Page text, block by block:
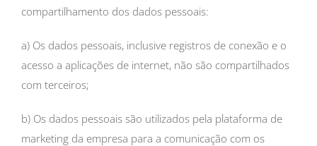
compartilhamento dos dados pessoais:
a) Os dados pessoais, inclusive registros de conexão e o
acesso a aplicações de internet, não são compartilhados
com terceiros;
b) Os dados pessoais são utilizados pela plataforma de
marketing da empresa para a comunicação com os